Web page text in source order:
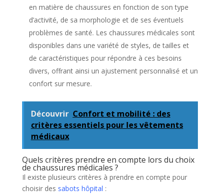
en matière de chaussures en fonction de son type
d’activité, de sa morphologie et de ses éventuels
problèmes de santé. Les chaussures médicales sont
disponibles dans une variété de styles, de tailles et
de caractéristiques pour répondre à ces besoins
divers, offrant ainsi un ajustement personnalisé et un
confort sur mesure.
Découvrir Confort et mobilité : des
critères essentiels pour les vêtements
médicaux
Quels critères prendre en compte lors du choix
de chaussures médicales ?
Il existe plusieurs critères à prendre en compte pour
choisir des sabots hôpital :